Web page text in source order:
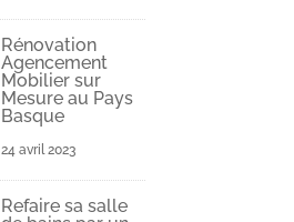
Rénovation
Agencement
Mobilier sur
Mesure au Pays
Basque
24 avril 2023
Refaire sa salle